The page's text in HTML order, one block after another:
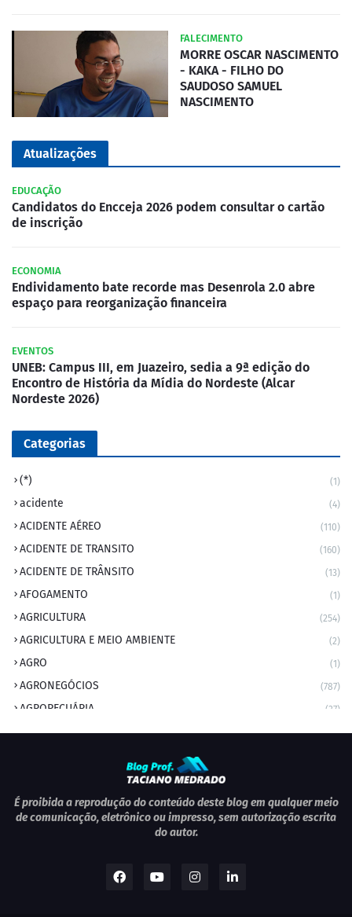
FALECIMENTO
MORRE OSCAR NASCIMENTO
- KAKA - FILHO DO
SAUDOSO SAMUEL
NASCIMENTO
Atualizações
EDUCAÇÃO
Candidatos do Encceja 2026 podem consultar o cartão
de inscrição
ECONOMIA
Endividamento bate recorde mas Desenrola 2.0 abre
espaço para reorganização financeira
EVENTOS
UNEB: Campus III, em Juazeiro, sedia a 9ª edição do
Encontro de História da Mídia do Nordeste (Alcar
Nordeste 2026)
Categorias
(*) (1)
acidente (4)
ACIDENTE AÉREO (110)
ACIDENTE DE TRANSITO (160)
ACIDENTE DE TRÂNSITO (13)
AFOGAMENTO (1)
AGRICULTURA (254)
AGRICULTURA E MEIO AMBIENTE (2)
AGRO (1)
AGRONEGÓCIOS (787)
AGROPECUÁRIA (37)
AMBIENTE (9)
ANIVERSÁRIO DA CIDADE
ANIVERSÁRIOS (1)
APEXBRASIL (1)
É proibida a reprodução do conteúdo deste blog em qualquer meio
de comunicação, eletrônico ou impresso, sem autorização escrita
do autor.